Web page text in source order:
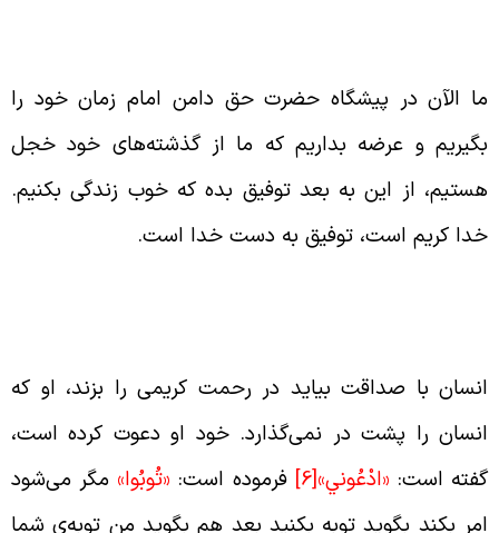
الآن در پیشگاه حضرت حق دامن امام زمان خود را
و عرضه بداریم که ما از گذشته‌های خود خجل
از این به بعد توفیق بده که خوب زندگی بکنیم.
کریم است، توفیق به دست خدا است.
با صداقت بیاید در رحمت کریمی را بزند، او که
را پشت در نمی‌گذارد. خود او دعوت کرده است،
است:«ادْعُوني‏»[6] فرموده است:«تُوبُوا»مگر می‌شود
بکند بگوید توبه بکنید بعد هم بگوید من توبه‌ی شما